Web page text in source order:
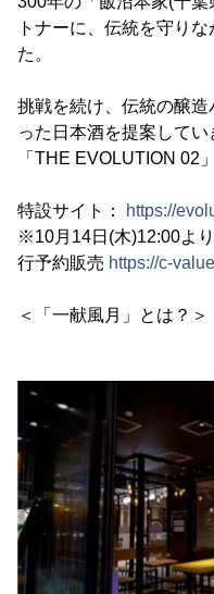
トナーに、伝統を守り
た。
挑戦を続け、伝統の醸
った日本酒を提案してい
「THE EVOLUTION 02
特設サイト：
https://
※10月14日(木)12:00よ
行予約販売 https://c-
＜「一献風月」とは？＞